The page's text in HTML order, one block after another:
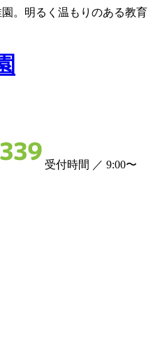
。明るく温もりのある教育
受付時間 ／ 9:00〜